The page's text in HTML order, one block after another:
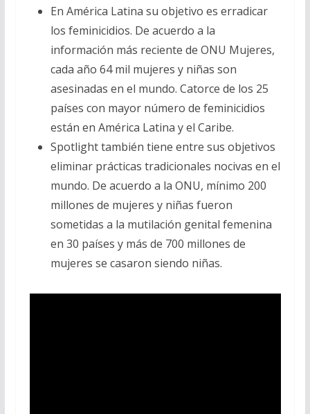
En América Latina su objetivo es erradicar
los feminicidios. De acuerdo a la
información más reciente de ONU Mujeres,
cada año 64 mil mujeres y niñas son
asesinadas en el mundo. Catorce de los 25
países con mayor número de feminicidios
están en América Latina y el Caribe.
Spotlight también tiene entre sus objetivos
eliminar prácticas tradicionales nocivas en el
mundo. De acuerdo a la ONU, mínimo 200
millones de mujeres y niñas fueron
sometidas a la mutilación genital femenina
en 30 países y más de 700 millones de
mujeres se casaron siendo niñas.